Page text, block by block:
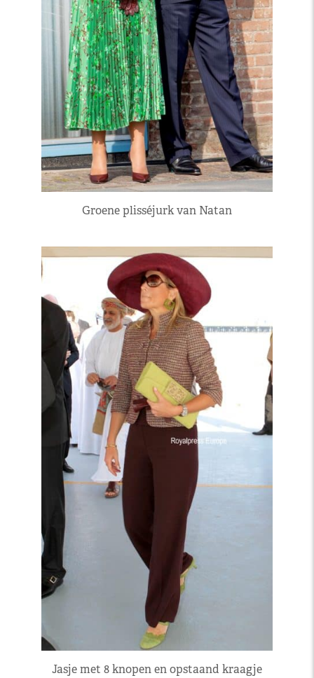
Groene plisséjurk van Natan
Jasje met 8 knopen en opstaand kraagje